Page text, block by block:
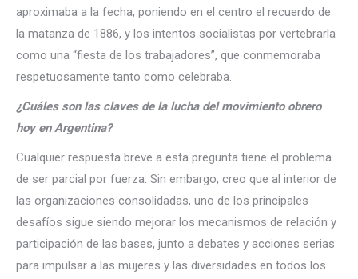
aproximaba a la fecha, poniendo en el centro el recuerdo de
la matanza de 1886, y los intentos socialistas por vertebrarla
como una “fiesta de los trabajadores”, que conmemoraba
respetuosamente tanto como celebraba.
¿Cuáles son las claves de la lucha del movimiento obrero
hoy en Argentina?
Cualquier respuesta breve a esta pregunta tiene el problema
de ser parcial por fuerza. Sin embargo, creo que al interior de
las organizaciones consolidadas, uno de los principales
desafíos sigue siendo mejorar los mecanismos de relación y
participación de las bases, junto a debates y acciones serias
para impulsar a las mujeres y las diversidades en todos los